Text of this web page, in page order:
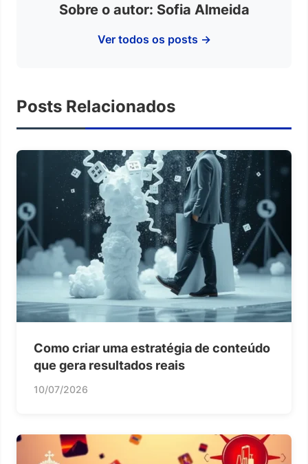
Sobre o autor: Sofia Almeida
Ver todos os posts →
Posts Relacionados
Como criar uma estratégia de conteúdo
que gera resultados reais
10/07/2026